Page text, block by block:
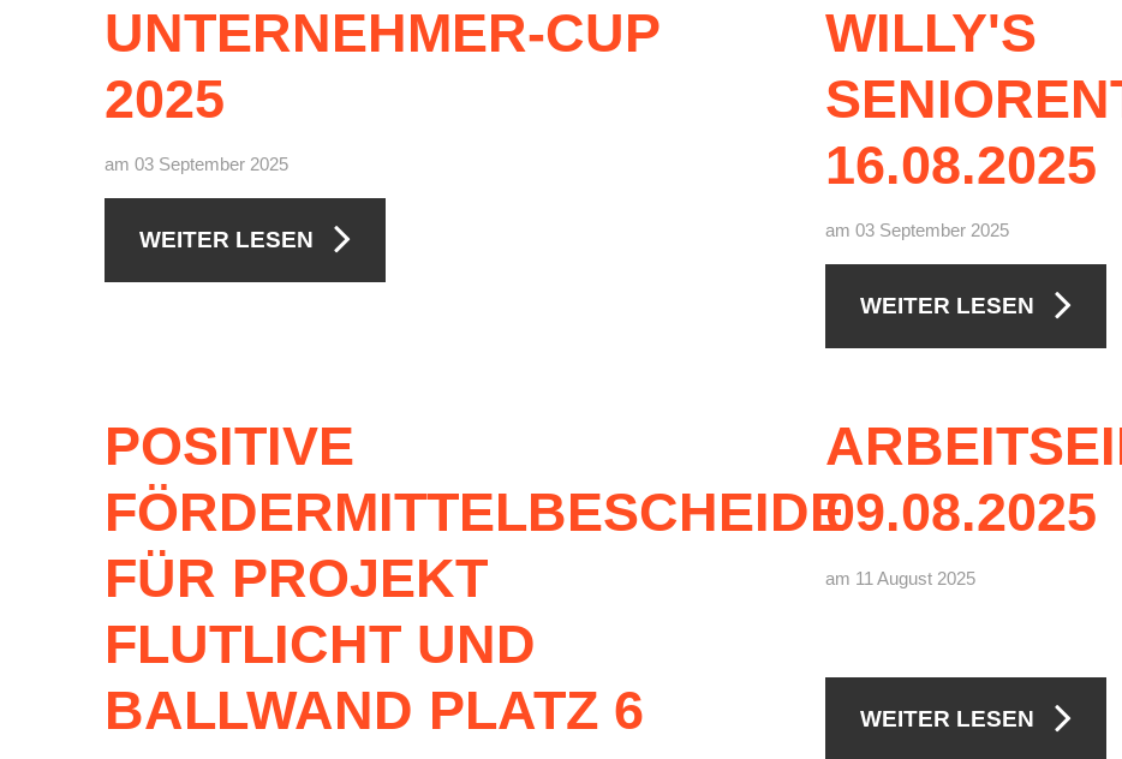
UNTERNEHMER-CUP
2025
am 03 September 2025
WEITER LESEN
WILLY'S
16.08.2025
am 03 September 2025
WEITER LESEN
POSITIVE
FÖRDERMITTELBESCHEIDE
FÜR PROJEKT
FLUTLICHT UND
BALLWAND PLATZ 6
09.08.2025
am 11 August 2025
WEITER LESEN